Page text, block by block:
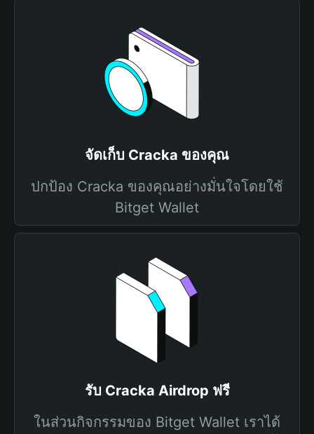
จัดเก็บ Cracka ของคุณ
ปกป้อง Cracka ของคุณอย่างมั่นใจโดยใช้
Bitget Wallet
รับ Cracka Airdrop ฟรี
ในส่วนกิจกรรมของ Bitget Wallet เราได้